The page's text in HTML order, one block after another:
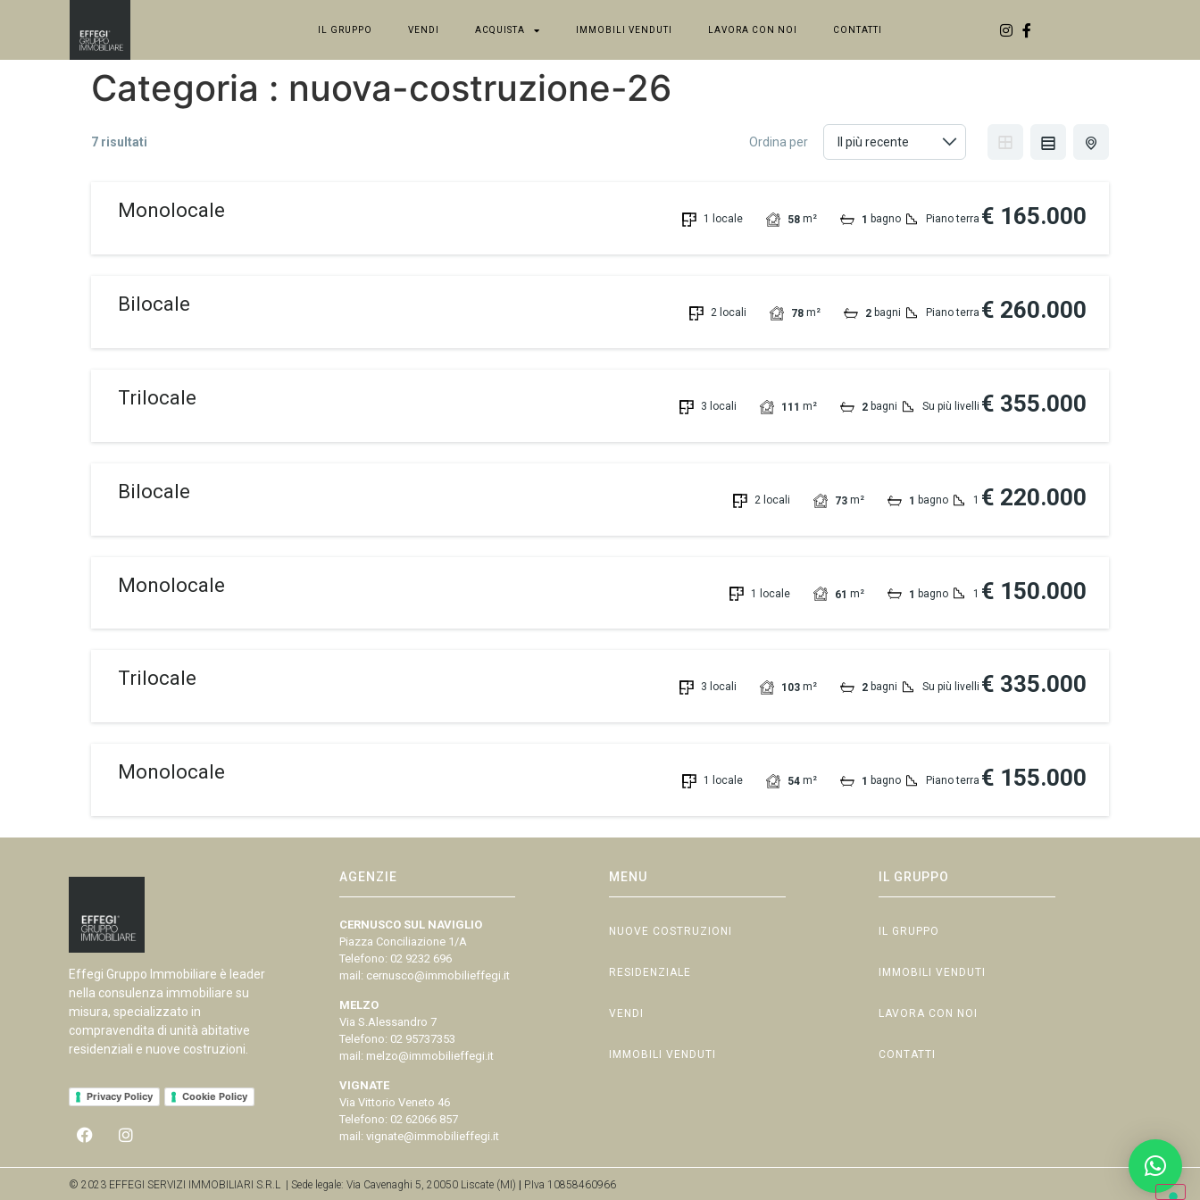
IL GRUPPO VENDI ACQUISTA IMMOBILI VENDUTI LAVORA CON NOI CONTATTI
Categoria : nuova-costruzione-26
7 risultati Ordina per
Monolocale 1 locale 58 m² 1 bagno Piano terra € 165.000
Bilocale 2 locali 78 m² 2 bagni Piano terra € 260.000
Trilocale 3 locali 111 m² 2 bagni Su più livelli € 355.000
Bilocale 2 locali 73 m² 1 bagno 1 € 220.000
Monolocale 1 locale 61 m² 1 bagno 1 € 150.000
Trilocale 3 locali 103 m² 2 bagni Su più livelli € 335.000
Monolocale 1 locale 54 m² 1 bagno Piano terra € 155.000
Effegi Gruppo Immobiliare è leader
nella consulenza immobiliare su
misura, specializzato in
compravendita di unità abitative
residenziali e nuove costruzioni.
Privacy Policy Cookie Policy
AGENZIE
CERNUSCO SUL NAVIGLIO
Piazza Conciliazione 1/A
Telefono: 02 9232 696
mail: cernusco@immobilieffegi.it
MELZO
Via S.Alessandro 7
Telefono: 02 95737353
mail: melzo@immobilieffegi.it
VIGNATE
Via Vittorio Veneto 46
Telefono: 02 62066 857
mail: vignate@immobilieffegi.it
MENU
NUOVE COSTRUZIONI
RESIDENZIALE
VENDI
IMMOBILI VENDUTI
IL GRUPPO
IL GRUPPO
IMMOBILI VENDUTI
LAVORA CON NOI
CONTATTI
© 2023 EFFEGI SERVIZI IMMOBILIARI S.R.L | Sede legale: Via Cavenaghi 5, 20050 Liscate (MI) | P.Iva 10858460966